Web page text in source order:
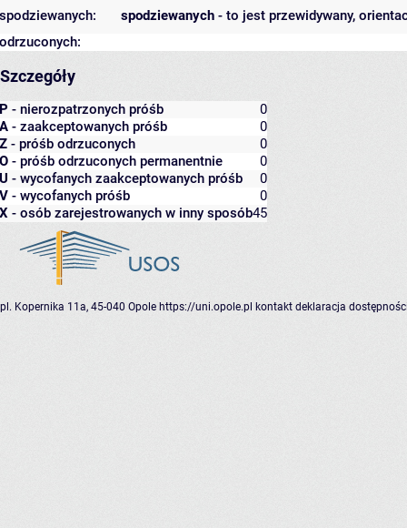
spodziewanych - to jest przewidywany,
spodziewanych:
odrzuconych:
Szczegóły
P - nierozpatrzonych próśb
0
A - zaakceptowanych próśb
0
Z - próśb odrzuconych
0
O - próśb odrzuconych permanentnie
0
U - wycofanych zaakceptowanych próśb
0
V - wycofanych próśb
0
X - osób zarejestrowanych w inny sposób45
pl. Kopernika 11a, 45-040 Opole https://uni.opole.pl kontakt deklaracja